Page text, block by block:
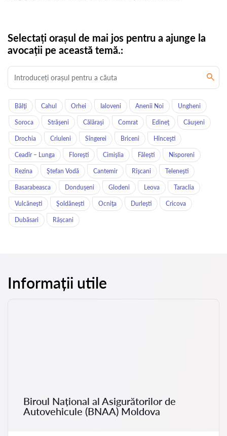
Selectați orașul de mai jos pentru a ajunge la
avocații pe această temă.:
Bălţi Cahul Orhei Ialoveni Anenii Noi Ungheni
Soroca Străşeni Călăraşi Comrat Edineţ Căuşeni
Drochia Criuleni Sîngerei Briceni Hînceşti
Ceadîr – Lunga Floreşti Cimişlia Făleşti Nisporeni
Rezina Ştefan Vodă Cantemir Rîşcani Teleneşti
Basarabeasca Donduşeni Glodeni Leova Taraclia
Vulcăneşti Şoldăneşti Ocniţa Durleşti Cricova
Dubăsari Râșcani
Informații utile
Biroul Național al Asigurătorilor de
Autovehicule (BNAA) Moldova